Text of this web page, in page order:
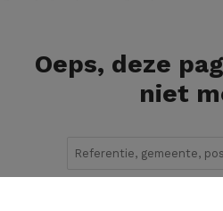
Oeps, deze
niet